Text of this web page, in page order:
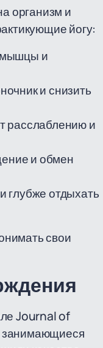
организм и
йогу:
мышцы и
и снизить
расслаблению и
и обмен
глубже отдыхать
свои
Journal of
занимающиеся